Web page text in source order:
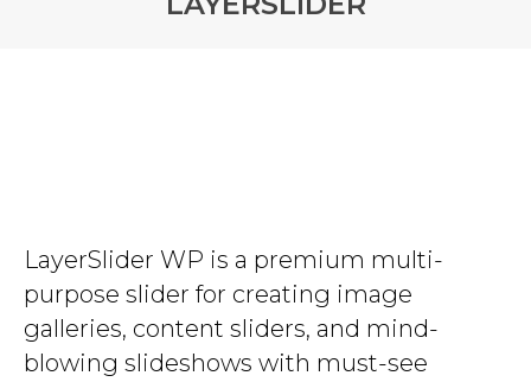
LayerSlider WP is a premium multi-
purpose slider for creating image
galleries, content sliders, and mind-
blowing slideshows with must-see